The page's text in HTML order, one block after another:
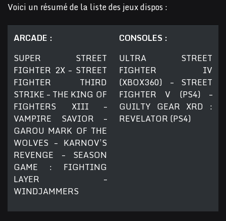
Voici un résumé de la liste des jeux dispos :
ARCADE :
SUPER STREET
FIGHTER 2X – STREET
FIGHTER THIRD
STRIKE – THE KING OF
FIGHTERS XIII –
VAMPIRE SAVIOR –
GAROU MARK OF THE
WOLVES – KARNOV’S
REVENGE – SEASON
GAME : FIGHTING
LAYER –
WINDJAMMERS
CONSOLES :
ULTRA STREET
FIGHTER IV
(XBOX360) – STREET
FIGHTER V (PS4) –
GUILTY GEAR XRD :
REVELATOR (PS4)